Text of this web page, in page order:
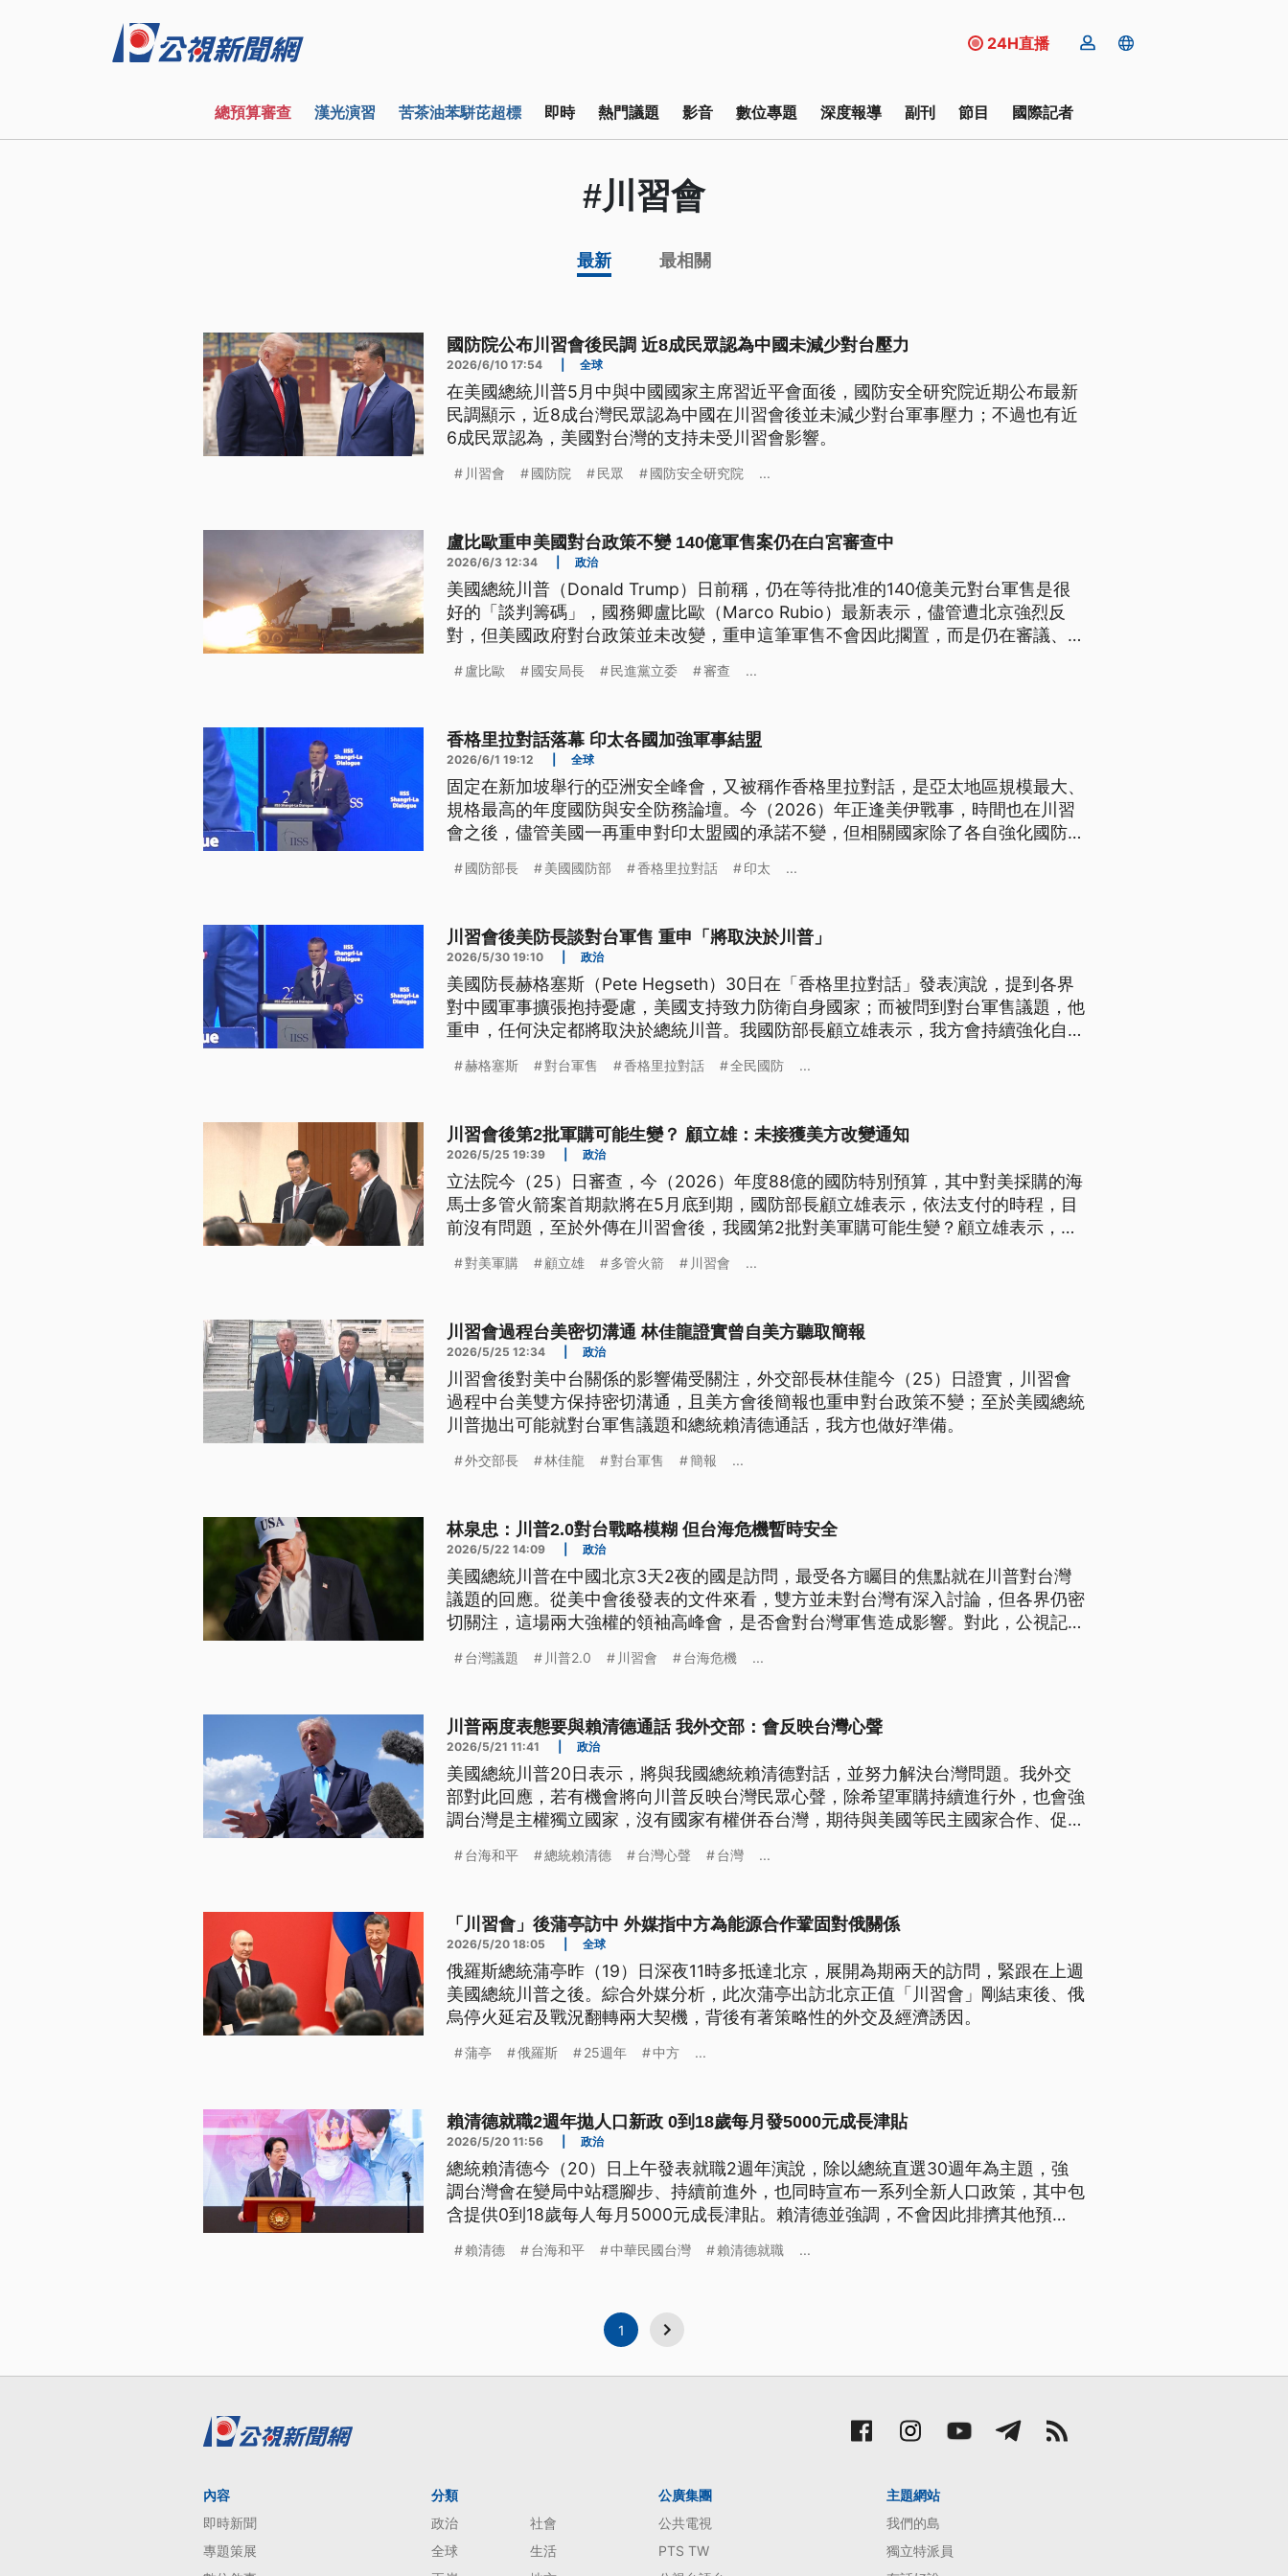
24H直播
總預算審查 漢光演習 苦茶油苯駢芘超標 即時 熱門議題 影音 數位專題 深度報導 副刊 節目 國際記者
#川習會
最新 最相關
國防院公布川習會後民調 近8成民眾認為中國未減少對台壓力
2026/6/10 17:54 全球
在美國總統川普5月中與中國國家主席習近平會面後，國防安全研究院近期公布最新
民調顯示，近8成台灣民眾認為中國在川習會後並未減少對台軍事壓力；不過也有近
6成民眾認為，美國對台灣的支持未受川習會影響。
川習會 國防院 民眾 國防安全研究院 ...
盧比歐重申美國對台政策不變 140億軍售案仍在白宮審查中
2026/6/3 12:34 政治
美國總統川普（Donald Trump）日前稱，仍在等待批准的140億美元對台軍售是很
好的「談判籌碼」，國務卿盧比歐（Marco Rubio）最新表示，儘管遭北京強烈反
對，但美國政府對台政策並未改變，重申這筆軍售不會因此擱置，而是仍在審議、沒
提供的武器裝備到位。
盧比歐 國安局長 民進黨立委 審查 ...
香格里拉對話落幕 印太各國加強軍事結盟
2026/6/1 19:12 全球
固定在新加坡舉行的亞洲安全峰會，又被稱作香格里拉對話，是亞太地區規模最大、
規格最高的年度國防與安全防務論壇。今（2026）年正逢美伊戰事，時間也在川習
會之後，儘管美國一再重申對印太盟國的承諾不變，但相關國家除了各自強化國防，
指出，從東海、台海到南海的局勢是整體連動，而美中之間保持建設性對話，有助於
國防部長 美國國防部 香格里拉對話 印太 ...
川習會後美防長談對台軍售 重申「將取決於川普」
2026/5/30 19:10 政治
美國防長赫格塞斯（Pete Hegseth）30日在「香格里拉對話」發表演說，提到各界
對中國軍事擴張抱持憂慮，美國支持致力防衛自身國家；而被問到對台軍售議題，他
重申，任何決定都將取決於總統川普。我國防部長顧立雄表示，我方會持續強化自我
赫格塞斯 對台軍售 香格里拉對話 全民國防 ...
川習會後第2批軍購可能生變？ 顧立雄：未接獲美方改變通知
2026/5/25 19:39 政治
立法院今（25）日審查，今（2026）年度88億的國防特別預算，其中對美採購的海
馬士多管火箭案首期款將在5月底到期，國防部長顧立雄表示，依法支付的時程，目
前沒有問題，至於外傳在川習會後，我國第2批對美軍購可能生變？顧立雄表示，沒
確認對台政策沒有改變。
對美軍購 顧立雄 多管火箭 川習會 ...
川習會過程台美密切溝通 林佳龍證實曾自美方聽取簡報
2026/5/25 12:34 政治
川習會後對美中台關係的影響備受關注，外交部長林佳龍今（25）日證實，川習會
過程中台美雙方保持密切溝通，且美方會後簡報也重申對台政策不變；至於美國總統
川普拋出可能就對台軍售議題和總統賴清德通話，我方也做好準備。
外交部長 林佳龍 對台軍售 簡報 ...
林泉忠：川普2.0對台戰略模糊 但台海危機暫時安全
2026/5/22 14:09 政治
美國總統川普在中國北京3天2夜的國是訪問，最受各方矚目的焦點就在川普對台灣
議題的回應。從美中會後發表的文件來看，雙方並未對台灣有深入討論，但各界仍密
切關注，這場兩大強權的領袖高峰會，是否會對台灣軍售造成影響。對此，公視記者
的時代，華府對中與對台政策的主要架構與特徵。
台灣議題 川普2.0 川習會 台海危機 ...
川普兩度表態要與賴清德通話 我外交部：會反映台灣心聲
2026/5/21 11:41 政治
美國總統川普20日表示，將與我國總統賴清德對話，並努力解決台灣問題。我外交
部對此回應，若有機會將向川普反映台灣民眾心聲，除希望軍購持續進行外，也會強
調台灣是主權獨立國家，沒有國家有權併吞台灣，期待與美國等民主國家合作、促進
台海和平 總統賴清德 台灣心聲 台灣 ...
「川習會」後蒲亭訪中 外媒指中方為能源合作鞏固對俄關係
2026/5/20 18:05 全球
俄羅斯總統蒲亭昨（19）日深夜11時多抵達北京，展開為期兩天的訪問，緊跟在上週
美國總統川普之後。綜合外媒分析，此次蒲亭出訪北京正值「川習會」剛結束後、俄
烏停火延宕及戰況翻轉兩大契機，背後有著策略性的外交及經濟誘因。
蒲亭 俄羅斯 25週年 中方 ...
賴清德就職2週年拋人口新政 0到18歲每月發5000元成長津貼
2026/5/20 11:56 政治
總統賴清德今（20）日上午發表就職2週年演說，除以總統直選30週年為主題，強
調台灣會在變局中站穩腳步、持續前進外，也同時宣布一系列全新人口政策，其中包
含提供0到18歲每人每月5000元成長津貼。賴清德並強調，不會因此排擠其他預
個國家有權利併吞台灣。
賴清德 台海和平 中華民國台灣 賴清德就職 ...
1
內容
即時新聞
專題策展
分類
政治
社會
全球
生活
公廣集團
公共電視
PTS TW
主題網站
我們的島
獨立特派員